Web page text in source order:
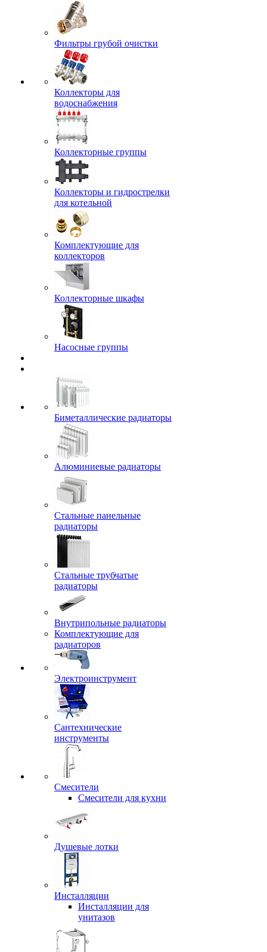
Фильтры грубой очистки
Коллекторы для
водоснабжения
Коллекторные группы
Коллекторы и гидрострелки
для котельной
Комплектующие для
коллекторов
Коллекторные шкафы
Насосные группы
Биметаллические радиаторы
Алюминиевые радиаторы
Стальные панельные
радиаторы
Стальные трубчатые
радиаторы
Внутрипольные радиаторы
Комплектующие для
радиаторов
Электроинструмент
Сантехнические
инструменты
Смесители
Смесители для кухни
Душевые лотки
Инсталляции
Инсталляции для
унитазов